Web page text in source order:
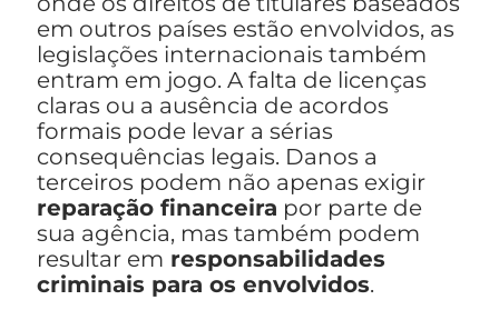
em outros países estão envolvidos, as
legislações internacionais também
entram em jogo. A falta de licenças
claras ou a ausência de acordos
formais pode levar a sérias
consequências legais. Danos a
terceiros podem não apenas exigir
reparação financeira por parte de
sua agência, mas também podem
resultar em responsabilidades
criminais para os envolvidos.